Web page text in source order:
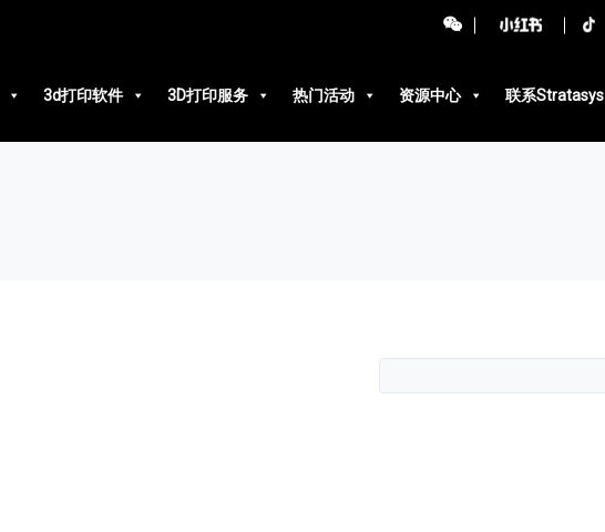
3d打印软件 3D打印服务 热门活动 资源中心 联系Stratasys